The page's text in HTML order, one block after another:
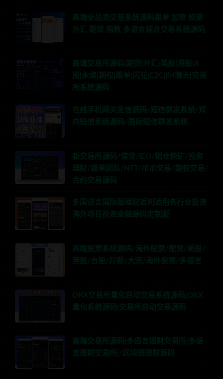
高端全品类交易系统源码跟单 加密 股票
外汇 期货 指数 多语言综合交易系统源码
高端交易所源码|期货|外汇|美股|港股|A
股|永续|期权|跟单|闪兑|C2C|IM聊天|交易
所系统源码
在线手机网关发信源码/短信群发系统/双
向短信系统源码/国际短信群发系统
新交易所源码/借贷/IEO/锁仓挖矿/投资
理财/跟单团队/NFT/币币交易/期权交易/
合约交易源码
多国语言国际版理财返利适用各行业投资
海外项目投资金融源码定制版
高端股票系统源码/海外股票/配资/美股/
港股/台股/打新/大宗/海外股票/多语言
OKX交易所量化自动交易系统源码|OKX
量化系统源码|交易所自动交易源码
高端交易所源码|多语言理财交易所|多语
言理财交易所|/区块链理财源码